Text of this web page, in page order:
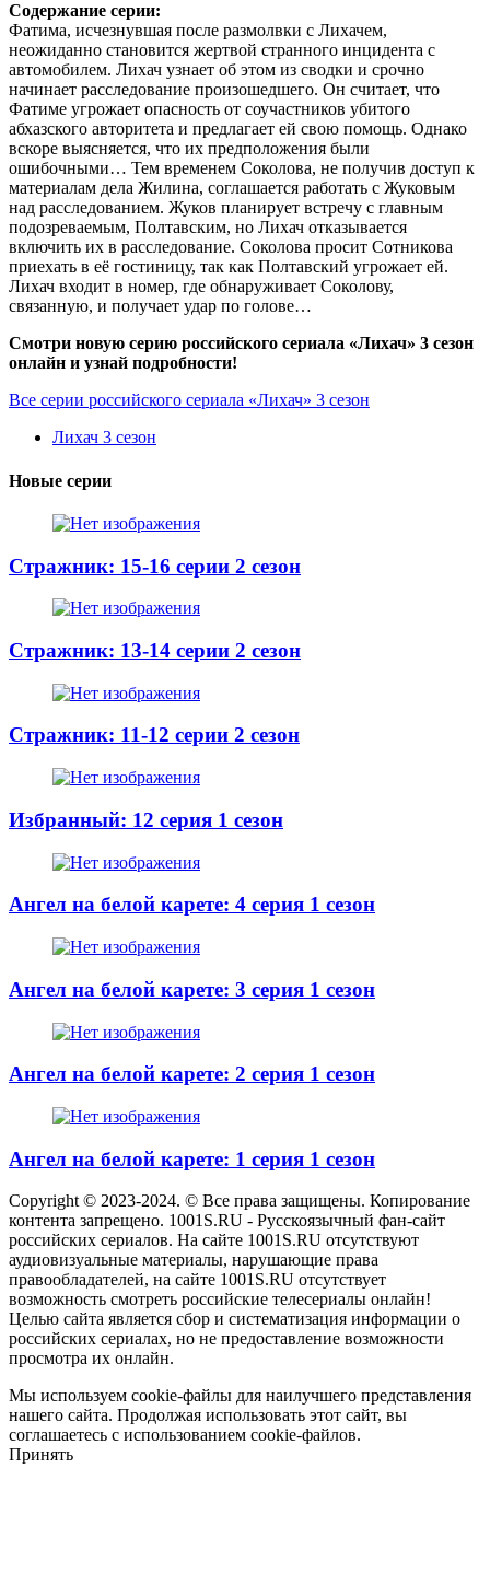
Содержание серии:
Фатима, исчезнувшая после размолвки с Лихачем,
неожиданно становится жертвой странного инцидента с
автомобилем. Лихач узнает об этом из сводки и срочно
начинает расследование произошедшего. Он считает, что
Фатиме угрожает опасность от соучастников убитого
абхазского авторитета и предлагает ей свою помощь. Однако
вскоре выясняется, что их предположения были
ошибочными… Тем временем Соколова, не получив доступ к
материалам дела Жилина, соглашается работать с Жуковым
над расследованием. Жуков планирует встречу с главным
подозреваемым, Полтавским, но Лихач отказывается
включить их в расследование. Соколова просит Сотникова
приехать в её гостиницу, так как Полтавский угрожает ей.
Лихач входит в номер, где обнаруживает Соколову,
связанную, и получает удар по голове…
Смотри новую серию российского сериала «Лихач» 3 сезон
онлайн и узнай подробности!
Все серии российского сериала «Лихач» 3 сезон
Лихач 3 сезон
Новые серии
Стражник: 15-16 серии 2 сезон
Стражник: 13-14 серии 2 сезон
Стражник: 11-12 серии 2 сезон
Избранный: 12 серия 1 сезон
Ангел на белой карете: 4 серия 1 сезон
Ангел на белой карете: 3 серия 1 сезон
Ангел на белой карете: 2 серия 1 сезон
Ангел на белой карете: 1 серия 1 сезон
Copyright © 2023-2024. © Все права защищены. Копирование
контента запрещено. 1001S.RU - Русскоязычный фан-сайт
российских сериалов. На сайте 1001S.RU отсутствуют
аудиовизуальные материалы, нарушающие права
правообладателей, на сайте 1001S.RU отсутствует
возможность смотреть российские телесериалы онлайн!
Целью сайта является сбор и систематизация информации о
российских сериалах, но не предоставление возможности
просмотра их онлайн.
Мы используем cookie-файлы для наилучшего представления
нашего сайта. Продолжая использовать этот сайт, вы
соглашаетесь с использованием cookie-файлов.
Принять